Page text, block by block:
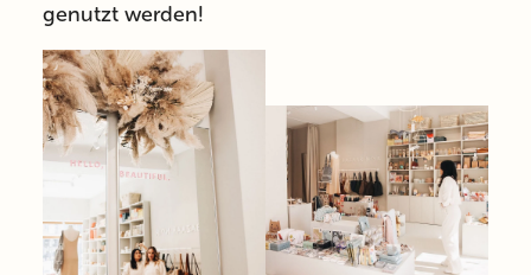
genutzt werden!